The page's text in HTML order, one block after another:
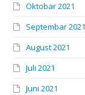
Oktobar 2021
Septembar 2021
August 2021
Juli 2021
Juni 2021